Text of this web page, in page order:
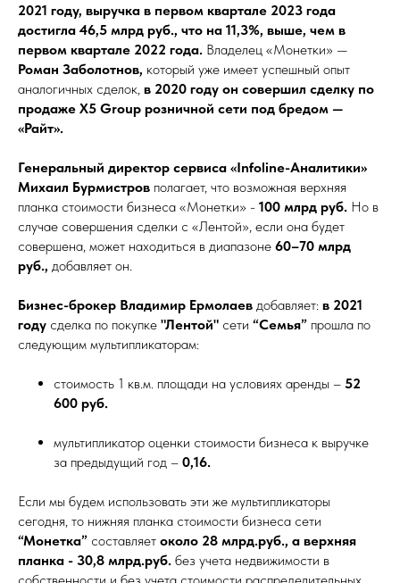
2021 году, выручка в первом квартале 2023 года
достигла 46,5 млрд руб., что на 11,3%, выше, чем в
первом квартале 2022 года. Владелец «Монетки» —
Роман Заболотнов, который уже имеет успешный опыт
аналогичных сделок, в 2020 году он совершил сделку по
продаже X5 Group розничной сети под бредом —
«Райт».
Генеральный директор сервиса «Infoline-Аналитики»
Михаил Бурмистров полагает, что возможная верхняя
планка стоимости бизнеса «Монетки» - 100 млрд руб. Но в
случае совершения сделки с «Лентой», если она будет
совершена, может находиться в диапазоне 60–70 млрд
руб., добавляет он.
Бизнес-брокер Владимир Ермолаев добавляет: в 2021
году сделка по покупке "Лентой" сети “Cемья” прошла по
следующим мультипликаторам:
стоимость 1 кв.м. площади на условиях аренды – 52
600 руб.
мультипликатор оценки стоимости бизнеса к выручке
за предыдущий год – 0,16.
Если мы будем использовать эти же мультипликаторы
сегодня, то нижняя планка стоимости бизнеса сети
“Монетка” составляет около 28 млрд.руб., а верхняя
планка - 30,8 млрд.руб. без учета недвижимости в
собственности и без учета стоимости распределительных